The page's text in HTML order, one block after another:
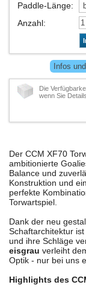
Paddle-Länge:
Anzahl:
Infos
Die
wenn Sie
Der CCM XF70
ambitionierte
Balance und
Konstruktion und
perfekte
Torwartspiel.
Dank der neu
Schaftarchitektur
und ihre Schläge
eisgrau verleiht
Optik - nur bei uns
Highlights des